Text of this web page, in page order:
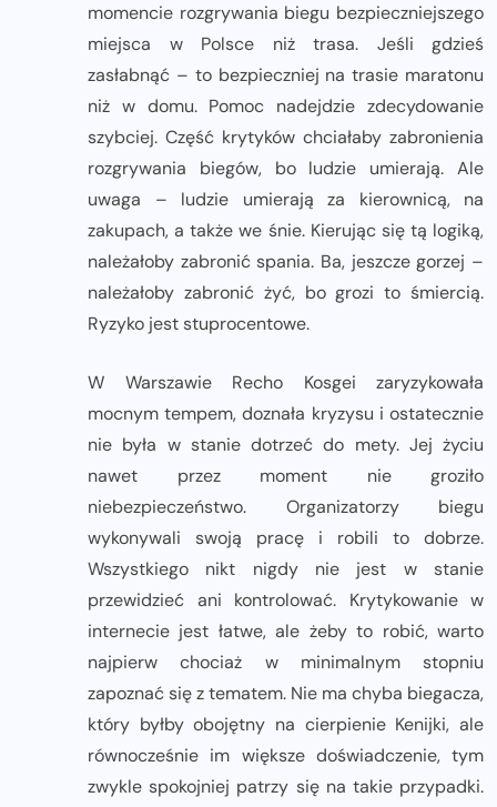
momencie rozgrywania biegu bezpieczniejszego
miejsca w Polsce niż trasa. Jeśli gdzieś
zasłabnąć – to bezpieczniej na trasie maratonu
niż w domu. Pomoc nadejdzie zdecydowanie
szybciej. Część krytyków chciałaby zabronienia
rozgrywania biegów, bo ludzie umierają. Ale
uwaga – ludzie umierają za kierownicą, na
zakupach, a także we śnie. Kierując się tą logiką,
należałoby zabronić spania. Ba, jeszcze gorzej –
należałoby zabronić żyć, bo grozi to śmiercią.
Ryzyko jest stuprocentowe.
W Warszawie Recho Kosgei zaryzykowała
mocnym tempem, doznała kryzysu i ostatecznie
nie była w stanie dotrzeć do mety. Jej życiu
nawet przez moment nie groziło
niebezpieczeństwo. Organizatorzy biegu
wykonywali swoją pracę i robili to dobrze.
Wszystkiego nikt nigdy nie jest w stanie
przewidzieć ani kontrolować. Krytykowanie w
internecie jest łatwe, ale żeby to robić, warto
najpierw chociaż w minimalnym stopniu
zapoznać się z tematem. Nie ma chyba biegacza,
który byłby obojętny na cierpienie Kenijki, ale
równocześnie im większe doświadczenie, tym
zwykle spokojniej patrzy się na takie przypadki.